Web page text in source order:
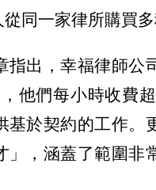
同一家律所購買多
出，幸福律師公
他們每小時收費
於契約的工作。
」，涵蓋了範圍非